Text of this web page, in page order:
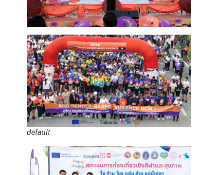
default